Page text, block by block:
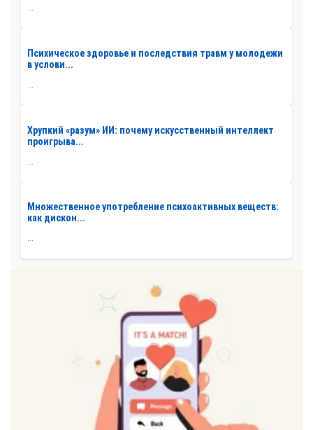
...
Психическое здоровье и последствия травм у молодежи
в услови...
...
Хрупкий «разум» ИИ: почему искусственный интеллект
проигрыва...
Множественное употребление психоактивных веществ:
как дискон...
...